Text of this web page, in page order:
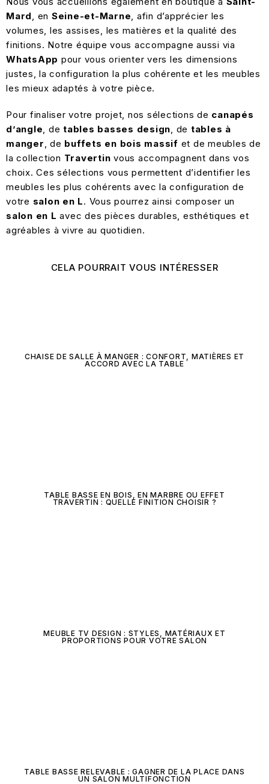
Mard, en Seine-et-Marne, afin d’apprécier les
volumes, les assises, les matières et la qualité des
finitions. Notre équipe vous accompagne aussi via
WhatsApp pour vous orienter vers les dimensions
justes, la configuration la plus cohérente et les meubles
les mieux adaptés à votre pièce.
Pour finaliser votre projet, nos sélections de canapés
d’angle, de tables basses design, de tables à
manger, de buffets en bois massif et de meubles de
la collection Travertin vous accompagnent dans vos
choix. Ces sélections vous permettent d’identifier les
meubles les plus cohérents avec la configuration de
votre salon en L. Vous pourrez ainsi composer un
salon en L avec des pièces durables, esthétiques et
agréables à vivre au quotidien.
CELA POURRAIT VOUS INTÉRESSER
CHAISE DE SALLE À MANGER : CONFORT, MATIÈRES ET
ACCORD AVEC LA TABLE
TABLE BASSE EN BOIS, EN MARBRE OU EFFET
TRAVERTIN : QUELLE FINITION CHOISIR ?
MEUBLE TV DESIGN : STYLES, MATÉRIAUX ET
PROPORTIONS POUR VOTRE SALON
TABLE BASSE RELEVABLE : GAGNER DE LA PLACE DANS
UN SALON MULTIFONCTION